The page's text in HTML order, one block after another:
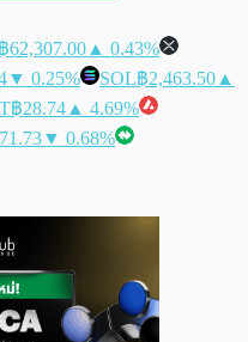
฿62,307.00 ▲ 0.43%
▼ 0.25% SOL฿2,463.50 ▲
฿28.74 ▲ 4.69%
▼ 0.68%